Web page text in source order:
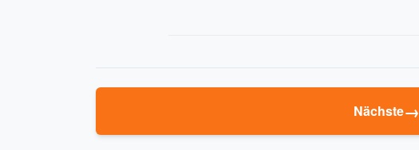
Nächste→